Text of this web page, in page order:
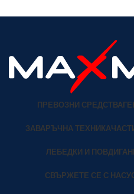
ПРЕВОЗНИ СРЕДСТВА
ЗАВАРЪЧНА ТЕХНИКА
ЛЕБЕДКИ И
СВЪРЖЕТЕ СЕ С НАС